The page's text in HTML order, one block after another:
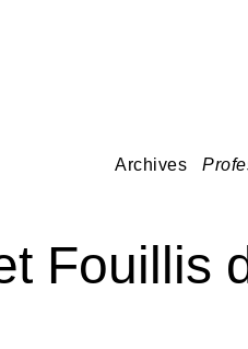
Archives
Fouillis